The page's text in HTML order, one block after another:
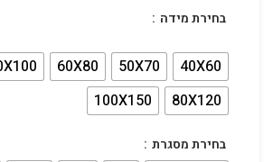
בחירת מידה
40X60
50X70
60X80
80X120
100X150
בחירת מסגרת